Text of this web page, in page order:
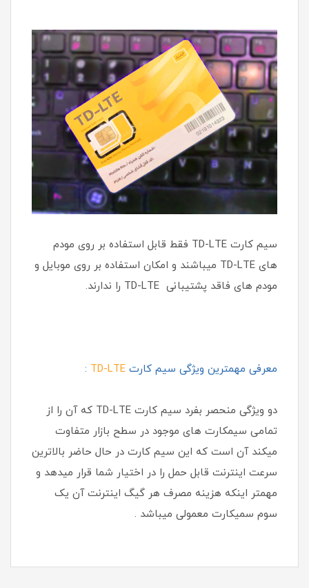
سیم کارت TD-LTE فقط قابل استفاده بر روی مودم
های TD-LTE میباشند و امکان استفاده بر روی موبایل و
مودم های فاقد پشتیبانی TD-LTE را ندارند.
معرفی مهمترین ویژگی سیم کارت TD-LTE
:
دو ویژگی منحصر بفرد سیم کارت TD-LTE که آن را از
تمامی سیمکارت های موجود در سطح بازار متفاوت
میکند آن است که این سیم کارت در حال حاضر بالاترین
سرعت اینترنت قابل حمل را در اختیار شما قرار میدهد و
مهمتر اینکه هزینه مصرف هر گیگ اینترنت آن یک
سوم سمیکارت معمولی میباشد .